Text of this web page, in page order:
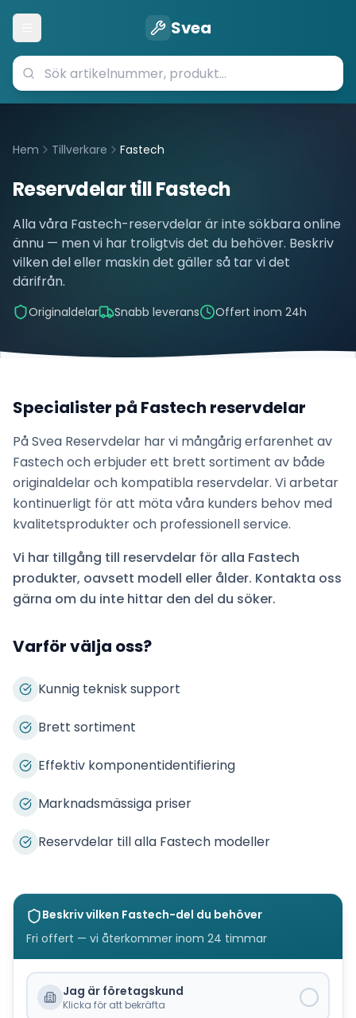
Öppna meny Svea
Hem Tillverkare Fastech
Reservdelar tillFastech
Alla våra Fastech-reservdelar är inte sökbara online
ännu — men vi har troligtvis det du behöver. Beskriv
vilken del eller maskin det gäller så tar vi det
därifrån.
Originaldelar Snabb leverans Offert inom 24h
Specialister på Fastech reservdelar
På Svea Reservdelar har vi mångårig erfarenhet av
Fastechoch erbjuder ett brett sortiment av både
originaldelar och kompatibla reservdelar. Vi arbetar
kontinuerligt för att möta våra kunders behov med
kvalitetsprodukter och professionell service.
Vi har tillgång till reservdelar för alla Fastech
produkter, oavsett modell eller ålder. Kontakta oss
gärna om du inte hittar den del du söker.
Varför välja oss?
Kunnig teknisk support
Brett sortiment
Effektiv komponentidentifiering
Marknadsmässiga priser
Reservdelar till alla Fastech modeller
Beskriv vilken Fastech-del du behöver
Fri offert — vi återkommer inom 24 timmar
Jag är företagskund
Klicka för att bekräfta